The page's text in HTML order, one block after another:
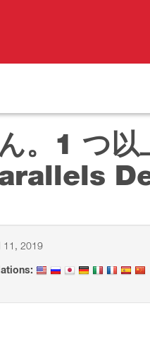
。1 つ
11, 2019